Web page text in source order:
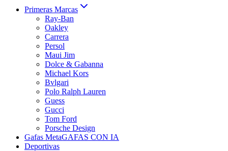
Primeras Marcas
Ray-Ban
Oakley
Carrera
Persol
Maui Jim
Dolce & Gabanna
Michael Kors
Bvlgari
Polo Ralph Lauren
Guess
Gucci
Tom Ford
Porsche Design
Gafas MetaGAFAS CON IA
Deportivas